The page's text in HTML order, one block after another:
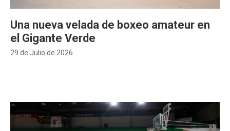
29 de Julio de 2026
Una nueva velada de boxeo amateur en
el Gigante Verde